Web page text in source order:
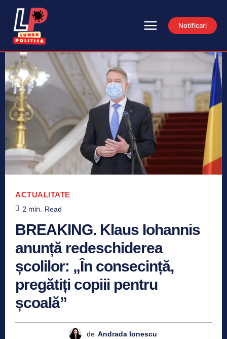
Notificari
ACTUALITATE
2 min. Read
BREAKING. Klaus Iohannis
anunță redeschiderea
școlilor: „În consecință,
pregătiți copiii pentru
școală”
de Andrada Ionescu